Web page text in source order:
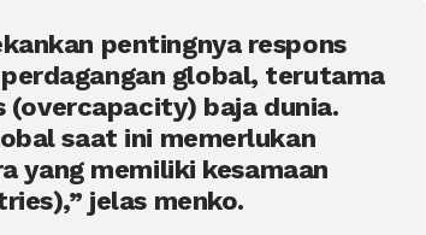
pentingnya respons
global, terutama
baja dunia.
saat ini memerlukan
yang memiliki kesamaan
jelas menko.